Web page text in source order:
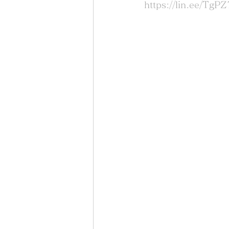
https://lin.ee/